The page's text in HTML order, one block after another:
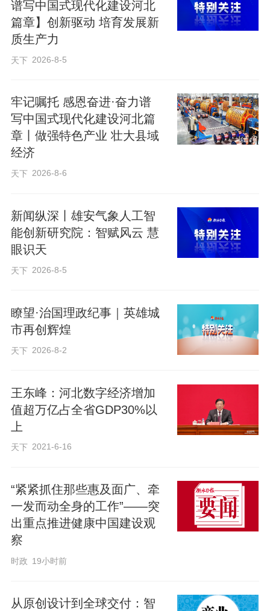
谱写中国式现代化建设河北
篇章】创新驱动 培育发展新
质生产力
天下 2026-8-5
牢记嘱托 感恩奋进·奋力谱
写中国式现代化建设河北篇
章丨做强特色产业 壮大县域
经济
天下 2026-8-6
新闻纵深丨雄安气象人工智
能创新研究院：智赋风云 慧
眼识天
天下 2026-8-5
瞭望·治国理政纪事｜英雄城
市再创辉煌
天下 2026-8-2
王东峰：河北数字经济增加
值超万亿占全省GDP30%以
上
天下 2021-6-16
“紧紧抓住那些惠及面广、牵
一发而动全身的工作”——突
出重点推进健康中国建设观
察
时政 19小时前
从原创设计到全球交付：智